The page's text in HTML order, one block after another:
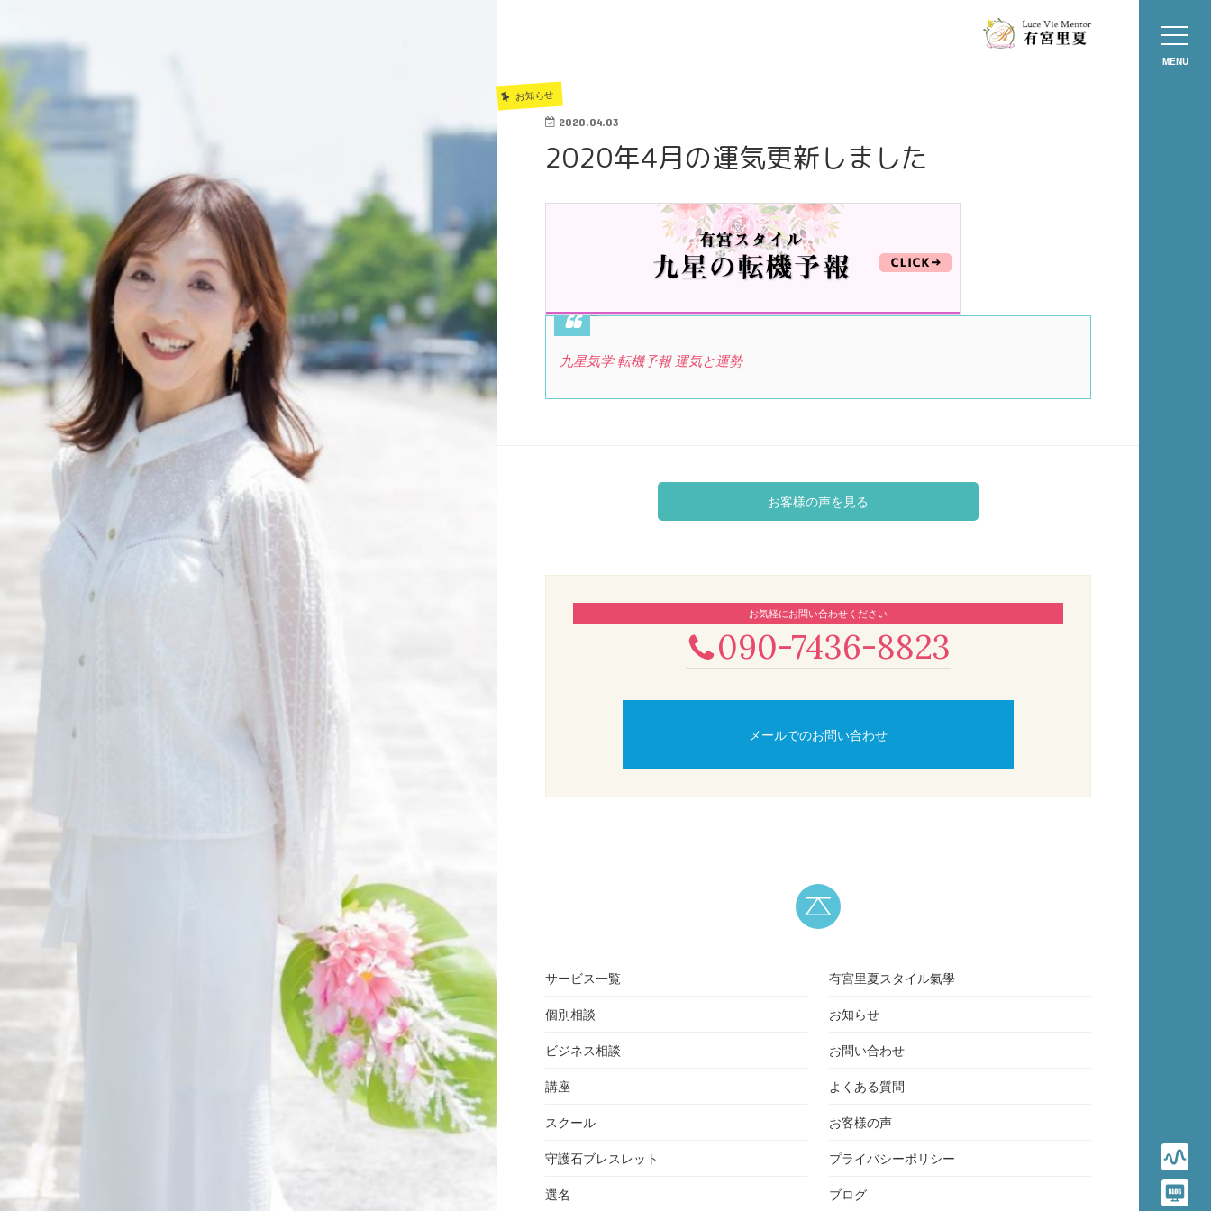
MENU
お知らせ
2020.04.03
2020年4月の運気更新しました
九星気学 転機予報 運気と運勢
お客様の声を見る
お気軽にお問い合わせください
090-7436-8823
メールでのお問い合わせ
サービス一覧
個別相談
ビジネス相談
講座
スクール
守護石ブレスレット
選名
有宮里夏スタイル氣學
お知らせ
お問い合わせ
よくある質問
お客様の声
プライバシーポリシー
ブログ